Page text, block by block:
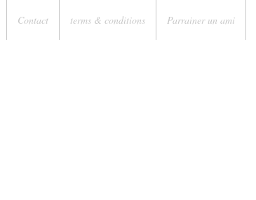
Contact terms & conditions Parrainer un ami